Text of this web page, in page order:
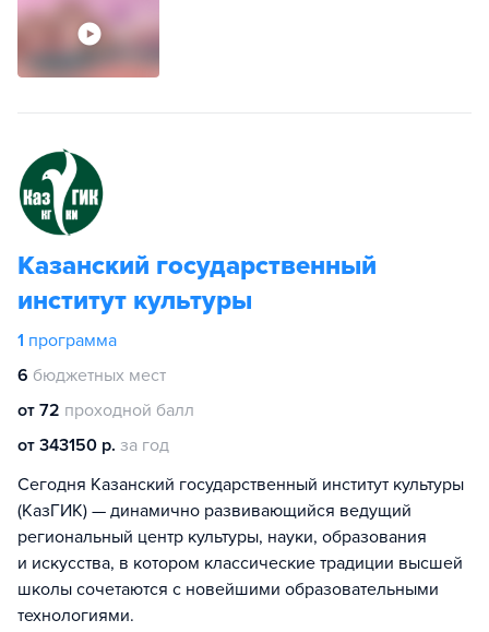
Казанский государственный
институт культуры
1 программа
6 бюджетных мест
от 72 проходной балл
от 343150 р. за год
Сегодня Казанский государственный институт культуры
(КазГИК) — динамично развивающийся ведущий
региональный центр культуры, науки, образования
и искусства, в котором классические традиции высшей
школы сочетаются с новейшими образовательными
технологиями.